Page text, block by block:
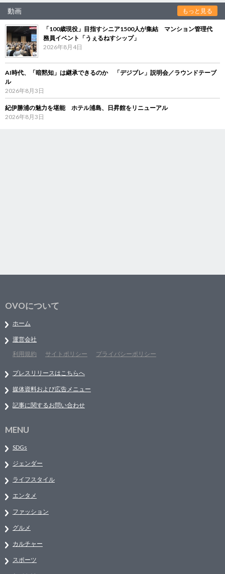
動画 もっと見る
「100歳現役」目指すシニア1500人が集結 マンション管理代
務員イベント「うぇるねすシップ」
2026年8月4日
AI時代、「暗黙知」は継承できるのか 「デジブレ」説明会／ラウンドテーブ
ル
2026年8月3日
紀伊勝浦の魅力を堪能 ホテル浦島、日昇館をリニューアル
2026年8月3日
OVOについて
ホーム
運営会社
利用規約
サイトポリシー プライバシーポリシー
プレスリリースはこちらへ
媒体資料および広告メニュー
記事に関するお問い合わせ
MENU
SDGs
ジェンダー
ライフスタイル
エンタメ
ファッション
グルメ
カルチャー
スポーツ